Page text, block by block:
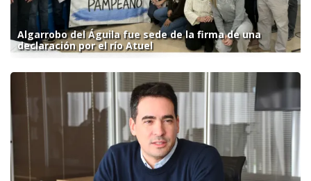
Algarrobo del Águila fue sede de la firma de una
declaración por el río Atuel